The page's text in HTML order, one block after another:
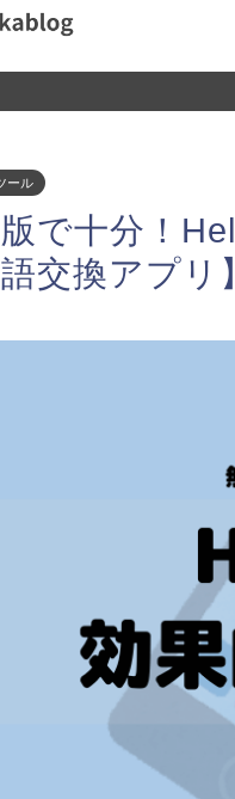
ール
で十分！
語交換アプリ】